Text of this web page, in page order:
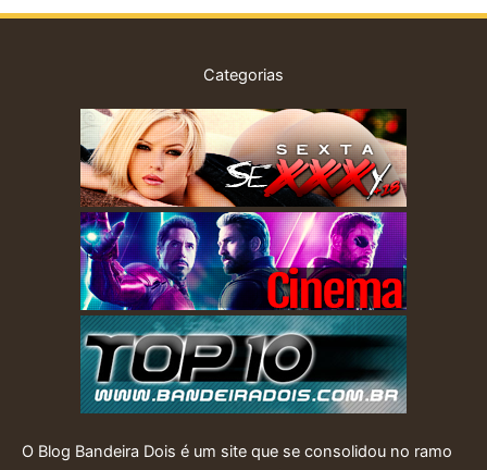
Categorias
O Blog Bandeira Dois é um site que se consolidou no ramo